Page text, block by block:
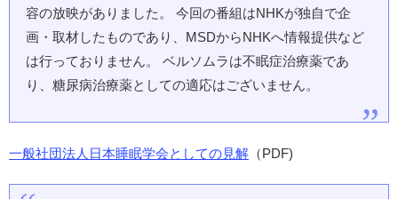
容の放映がありました。 今回の番組はNHKが独自で企
画・取材したものであり、MSDからNHKへ情報提供など
は行っておりません。 ベルソムラは不眠症治療薬であ
り、糖尿病治療薬としての適応はございません。
一般社団法人日本睡眠学会としての見解 （PDF)